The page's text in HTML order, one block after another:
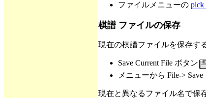
ファイルメニューの pick
棋譜 ファイルの保存
現在の棋譜ファイルを保存す
Save Current File ボタン
メニューから File-> Save
現在と異なるファイル名で保